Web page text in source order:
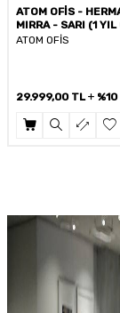
ATOM OFİS -
MIRRA - TURUNCU
GARANTİ)
ATOM OFİS
29.999,00TL %10